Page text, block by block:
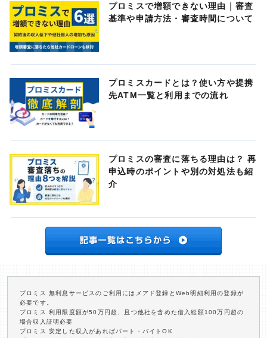
プロミスで増額できない理由｜審査
基準や申請方法・審査時間について
プロミスカードとは？使い方や提携
先ATM一覧と利用までの流れ
プロミスの審査に落ちる理由は？ 再
申込時のポイントや別の対処法も紹
介
プロミス 無利息サービスのご利用にはメアド登録とWeb明細利用の登録が
必要です。
プロミス 利用限度額が50万円超、且つ他社を含めた借入総額100万円超の
場合収入証明必要
プロミス 安定した収入があればパート・バイトOK